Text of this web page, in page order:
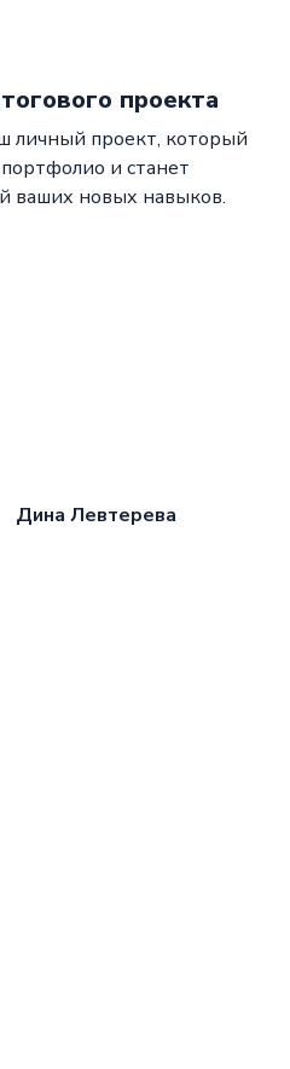
проекта
личный проект, который
и станет
ваших новых навыков.
Дина Левтерева